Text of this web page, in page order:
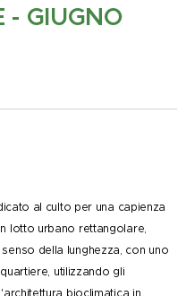
- GIUGNO
al culto per una capienza
lotto urbano rettangolare,
della lunghezza, con uno
utilizzando gli
bioclimatica in